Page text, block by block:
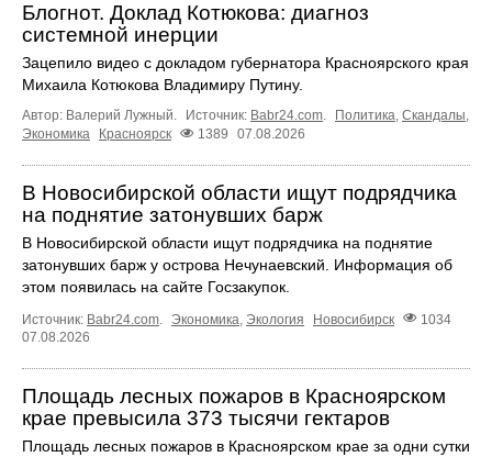
Блогнот. Доклад Котюкова: диагноз
системной инерции
Зацепило видео с докладом губернатора Красноярского края
Михаила Котюкова Владимиру Путину.
Автор: Валерий Лужный. Источник: Babr24.com. Политика, Скандалы,
Экономика
Красноярск 1389 07.08.2026
В Новосибирской области ищут подрядчика
на поднятие затонувших барж
В Новосибирской области ищут подрядчика на поднятие
затонувших барж у острова Нечунаевский. Информация об
этом появилась на сайте Госзакупок.
Источник: Babr24.com Экономика Экология Новосибирск
1034
07.08.2026
Площадь лесных пожаров в Красноярском
крае превысила 373 тысячи гектаров
Площадь лесных пожаров в Красноярском крае за одни сутки